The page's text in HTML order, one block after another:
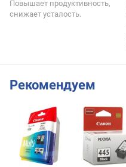
Повышает продуктивность,
снижает усталость.
Рекомендуем